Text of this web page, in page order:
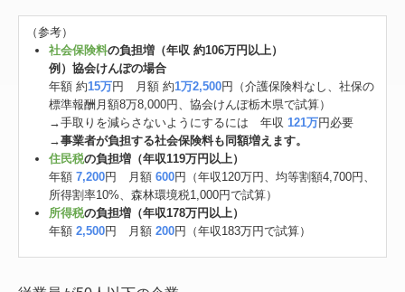
（参考）
社会保険料の負担増（年収 約106万円以上）
例）協会けんぽの場合
年額 約15万円 月額 約1万2,500円（介護保険料なし、社保の
標準報酬月額8万8,000円、協会けんぽ栃木県で試算）
→手取りを減らさないようにするには 年収 121万円必要
→事業者が負担する社会保険料も同額増えます。
住民税の負担増（年収119万円以上）
年額 7,200円 月額 600円（年収120万円、均等割額4,700円、
所得割率10%、森林環境税1,000円で試算）
所得税の負担増（年収178万円以上）
年額 2,500円 月額 200円（年収183万円で試算）